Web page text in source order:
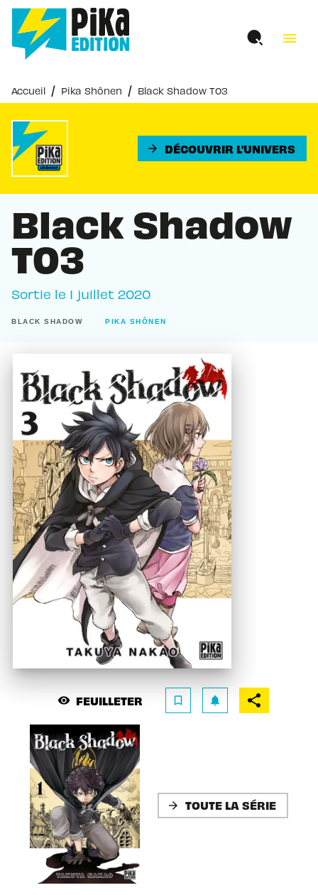
MENU RECHERCHE
PIED DE PAGE
menu
Accueil / Pika Shônen / Black Shadow T03
arrow_forward DÉCOUVRIR L'UNIVERS
Black Shadow
T03
Sortie le 1 juillet 2020
BLACK SHADOW PIKA SHÔNEN
visibility FEUILLETER bookmark_border notifications
arrow_forward TOUTE LA SÉRIE